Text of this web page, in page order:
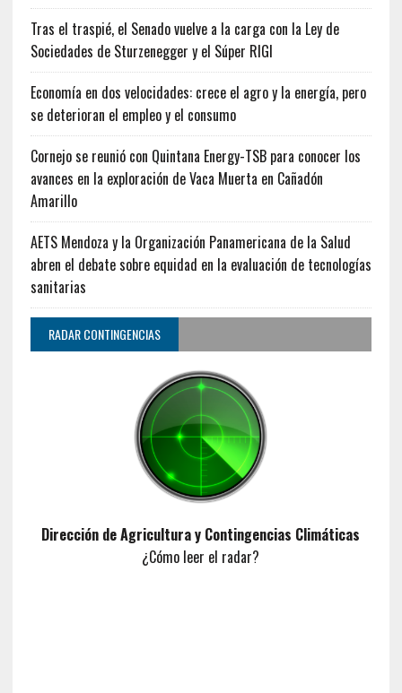
Tras el traspié, el Senado vuelve a la carga con la Ley de
Sociedades de Sturzenegger y el Súper RIGI
Economía en dos velocidades: crece el agro y la energía, pero
se deterioran el empleo y el consumo
Cornejo se reunió con Quintana Energy-TSB para conocer los
avances en la exploración de Vaca Muerta en Cañadón
Amarillo
AETS Mendoza y la Organización Panamericana de la Salud
abren el debate sobre equidad en la evaluación de tecnologías
sanitarias
RADAR CONTINGENCIAS
Dirección de Agricultura y Contingencias Climáticas
¿Cómo leer el radar?